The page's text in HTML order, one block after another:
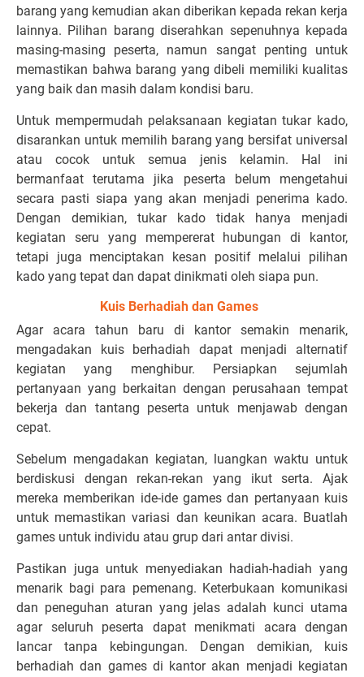
barang yang kemudian akan diberikan kepada rekan kerja
lainnya. Pilihan barang diserahkan sepenuhnya kepada
masing-masing peserta, namun sangat penting untuk
memastikan bahwa barang yang dibeli memiliki kualitas
yang baik dan masih dalam kondisi baru.
Untuk mempermudah pelaksanaan kegiatan tukar kado,
disarankan untuk memilih barang yang bersifat universal
atau cocok untuk semua jenis kelamin. Hal ini
bermanfaat terutama jika peserta belum mengetahui
secara pasti siapa yang akan menjadi penerima kado.
Dengan demikian, tukar kado tidak hanya menjadi
kegiatan seru yang mempererat hubungan di kantor,
tetapi juga menciptakan kesan positif melalui pilihan
kado yang tepat dan dapat dinikmati oleh siapa pun.
Kuis Berhadiah dan Games
Agar acara tahun baru di kantor semakin menarik,
mengadakan kuis berhadiah dapat menjadi alternatif
kegiatan yang menghibur. Persiapkan sejumlah
pertanyaan yang berkaitan dengan perusahaan tempat
bekerja dan tantang peserta untuk menjawab dengan
cepat.
Sebelum mengadakan kegiatan, luangkan waktu untuk
berdiskusi dengan rekan-rekan yang ikut serta. Ajak
mereka memberikan ide-ide games dan pertanyaan kuis
untuk memastikan variasi dan keunikan acara. Buatlah
games untuk individu atau grup dari antar divisi.
Pastikan juga untuk menyediakan hadiah-hadiah yang
menarik bagi para pemenang. Keterbukaan komunikasi
dan peneguhan aturan yang jelas adalah kunci utama
agar seluruh peserta dapat menikmati acara dengan
lancar tanpa kebingungan. Dengan demikian, kuis
berhadiah dan games di kantor akan menjadi kegiatan